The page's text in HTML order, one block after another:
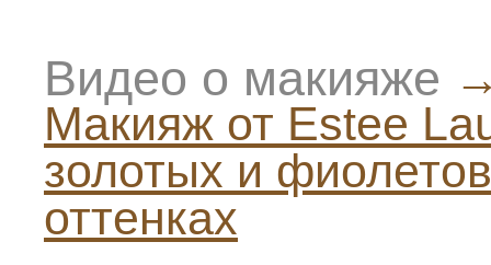
Видео о макияже
Макияж от Estee
золотых и
оттенках